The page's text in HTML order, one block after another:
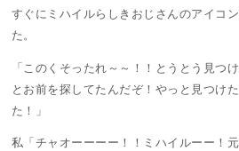
すぐにミハイルらしきおじさんのアイコ
た。
「このくそったれ～～！！とうとう見つ
とお前を探してたんだぞ！やっと見つけ
た！」
私「チャオーーーー！！ミハイルーー！